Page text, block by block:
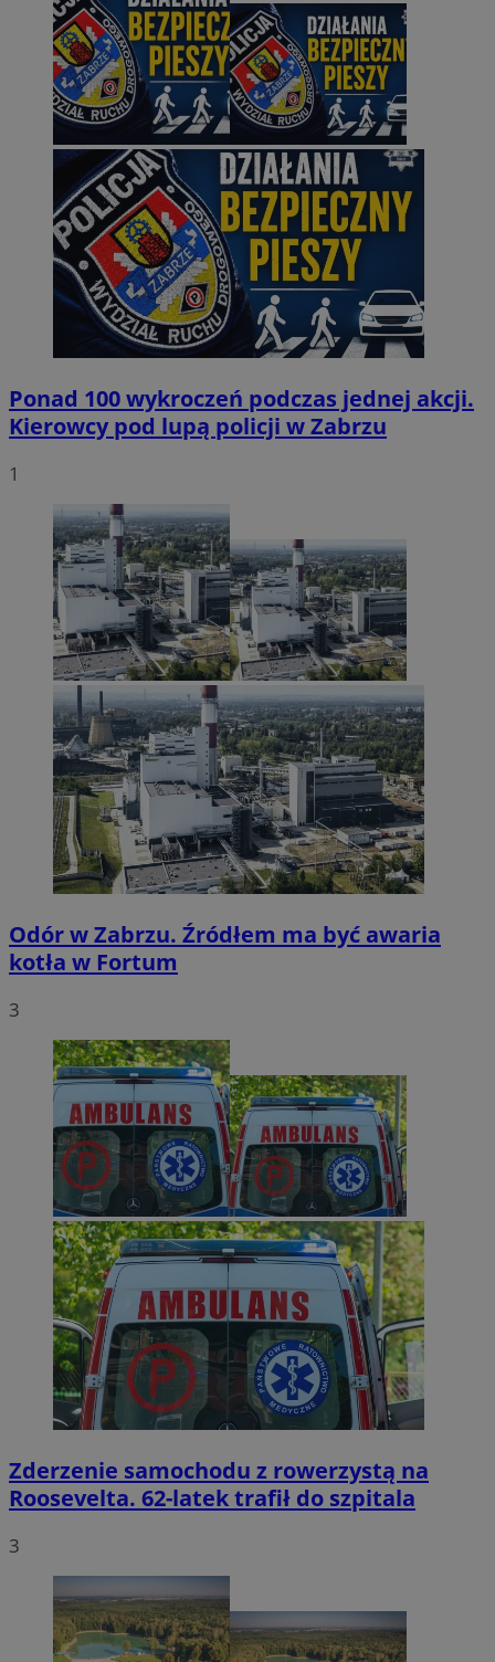
Ponad 100 wykroczeń podczas jednej akcji.
Kierowcy pod lupą policji w Zabrzu
1
Odór w Zabrzu. Źródłem ma być awaria
kotła w Fortum
3
Zderzenie samochodu z rowerzystą na
Roosevelta. 62-latek trafił do szpitala
3